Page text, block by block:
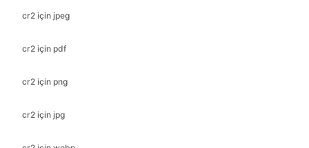
cr2 için png
cr2 için jpg
cr2 için webp
gif için bmp